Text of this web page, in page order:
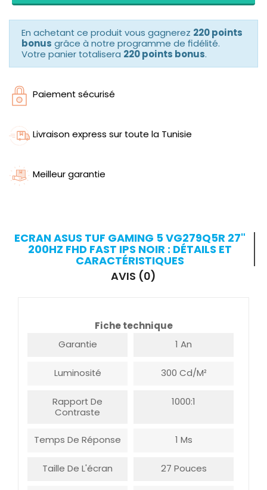
En achetant ce produit vous gagnerez 220 points
bonus grâce à notre programme de fidélité.
Votre panier totalisera 220 points bonus.
Paiement sécurisé
Livraison express sur toute la Tunisie
Meilleur garantie
ECRAN ASUS TUF GAMING 5 VG279Q5R 27"
200HZ FHD FAST IPS NOIR : DÉTAILS ET
CARACTÉRISTIQUES
AVIS (0)
Fiche technique
Garantie
1 An
Luminosité 300 Cd/m²
Rapport De
Contraste
1000:1
Temps De Réponse 1 Ms
Taille De L'écran 27 Pouces